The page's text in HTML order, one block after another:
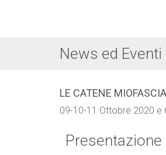
News ed Eventi
LE CATENE
09-10-11 Ottobre 2020 e